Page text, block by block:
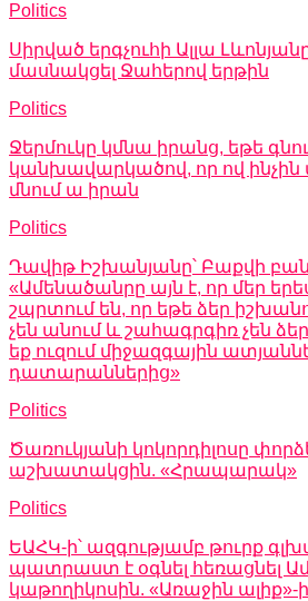
Politics
Սիրված երգչուհի Ալլա
մասնակցել Ջահերով երթին
Politics
Ջերմուկը կմնա իրանց, եթե
կանխավարկածով, որ ով
մնում ա իրան
Politics
Դավիթ Իշխանյանը՝ Բաքվի
«Ամենածանրը այն է, որ մեր
շպրտում են, որ եթե ձեր
չեն անում և շահագրգիռ չեն
եք ուզում միջազգային
դատարաններից»
Politics
Ծառուկյանի կոկորդիլոսը
աշխատակցին. «Հրապարակ»
Politics
ԵԱՀԿ-ի՝ ազգությամբ թուրք
պատրաստ է օգնել հեռացնել
կաթողիկոսին. «Առաջին